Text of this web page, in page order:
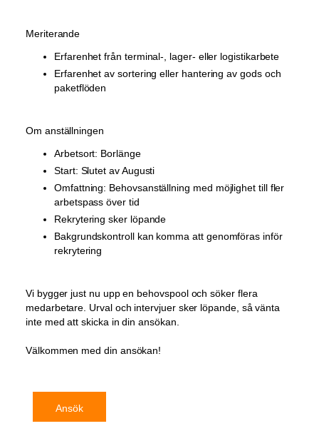
Meriterande
Erfarenhet från terminal-, lager- eller logistikarbete
Erfarenhet av sortering eller hantering av gods och
paketflöden
Om anställningen
Arbetsort: Borlänge
Start: Slutet av Augusti
Omfattning: Behovsanställning med möjlighet till fler
arbetspass över tid
Rekrytering sker löpande
Bakgrundskontroll kan komma att genomföras inför
rekrytering
Vi bygger just nu upp en behovspool och söker flera
medarbetare. Urval och intervjuer sker löpande, så vänta
inte med att skicka in din ansökan.
Välkommen med din ansökan!
Ansök